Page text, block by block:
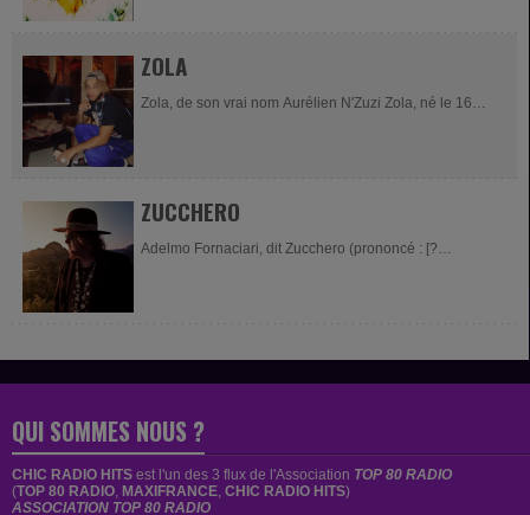
et...
ZOLA
Zola, de son vrai nom Aurélien N'Zuzi Zola, né le 16
ZUCCHERO
Adelmo Fornaciari, dit Zucchero (prononcé : [?
QUI SOMMES NOUS ?
CHIC RADIO HITS est l'un des 3 flux de l'Association TOP 80 RADIO
(TOP 80 RADIO, MAXIFRANCE, CHIC RADIO HITS)
ASSOCIATION TOP 80 RADIO